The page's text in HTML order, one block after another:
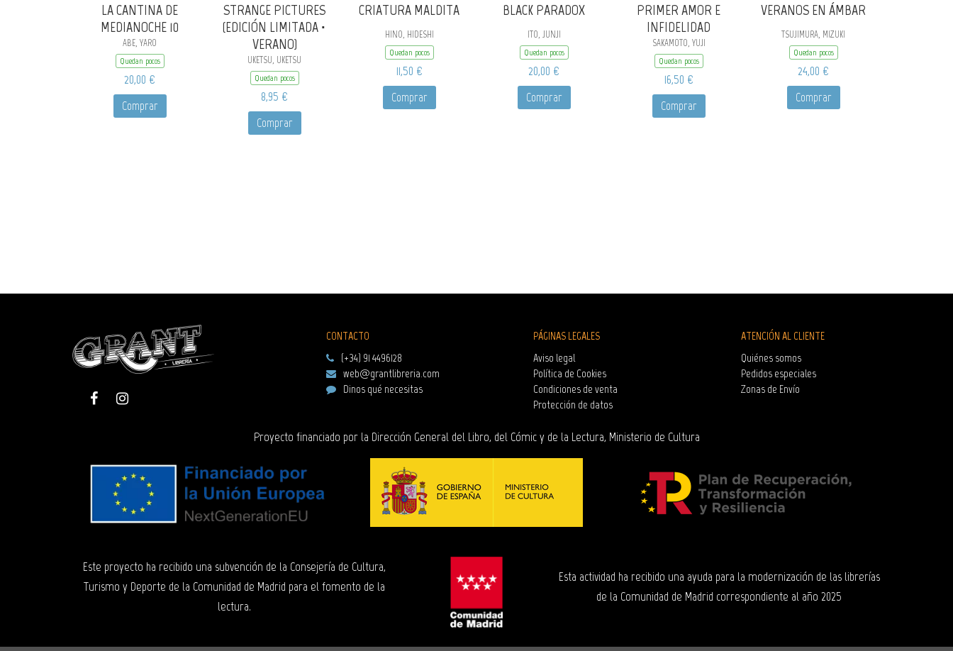
LA CANTINA DE
MEDIANOCHE 10
ABE, YARO
Quedan pocos
20,00 €
Comprar
STRANGE PICTURES
(EDICIÓN LIMITADA ·
VERANO)
UKETSU, UKETSU
Quedan pocos
8,95 €
Comprar
CRIATURA MALDITA
HINO, HIDESHI
Quedan pocos
11,50 €
Comprar
BLACK PARADOX
ITO, JUNJI
Quedan pocos
20,00 €
Comprar
PRIMER AMOR E
INFIDELIDAD
SAKAMOTO, YUJI
Quedan pocos
16,50 €
Comprar
VERANOS EN ÁMBAR
TSUJIMURA, MIZUKI
Quedan pocos
24,00 €
Comprar
CONTACTO
(+34) 91 4496128
web@grantlibreria.com
Dinos qué necesitas
PÁGINAS LEGALES
Aviso legal
Política de Cookies
Condiciones de venta
Protección de datos
ATENCIÓN AL CLIENTE
Quiénes somos
Pedidos especiales
Zonas de Envío
Proyecto financiado por la Dirección General del Libro, del Cómic y de la Lectura, Ministerio de Cultura
Este proyecto ha recibido una subvención de la Consejería de Cultura,
Turismo y Deporte de la Comunidad de Madrid para el fomento de la
lectura.
Esta actividad ha recibido una ayuda para la modernización de las librerías
de la Comunidad de Madrid correspondiente al año 2025